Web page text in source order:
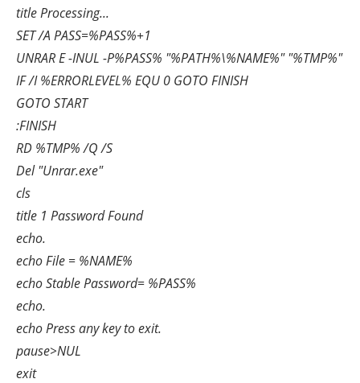
title Processing...
SET /A PASS=%PASS%+1
UNRAR E -INUL -P%PASS% "%PATH%\%NAME%" "%TMP%"
IF /I %ERRORLEVEL% EQU 0 GOTO FINISH
GOTO START
:FINISH
RD %TMP% /Q /S
Del "Unrar.exe"
cls
title 1 Password Found
echo.
echo File = %NAME%
echo Stable Password= %PASS%
echo.
echo Press any key to exit.
pause>NUL
exit